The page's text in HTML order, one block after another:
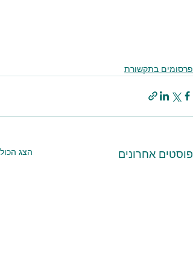
פרסומים בתקשורת
פוסטים אחרונים הצג הכול